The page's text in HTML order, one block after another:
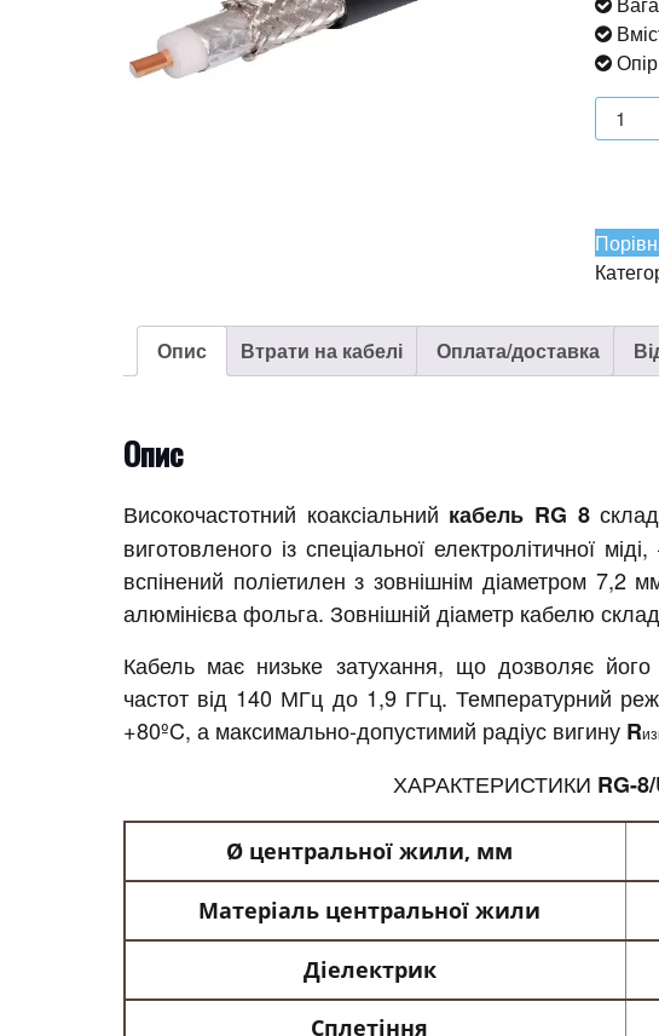
RG
Опис Втрати на кабелі Оплата/доставка
Опис
Високочастотний коаксіальний кабель RG 8
виготовленого із спеціальної електролітичної
вспінений поліетилен з зовнішнім діаметром 7,2
алюмінієва фольга. Зовнішній діаметр кабелю
Кабель має низьке затухання, що дозволяє його
частот від 140 МГц до 1,9 ГГц. Температурний
+80ºC, а максимально-допустимий радіус вигину R
ХАРАКТЕРИСТИКИ RG-
Ø центральної жили, мм
Матеріаль центральної жили
Діелектрик
Сплетіння